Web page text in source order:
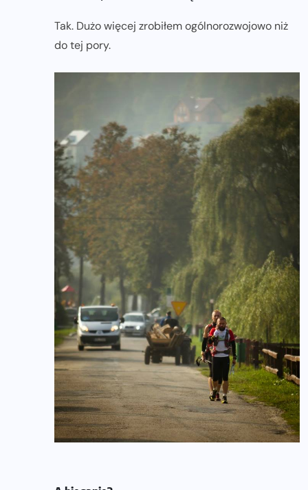
Tak. Dużo więcej zrobiłem ogólnorozwojowo niż
do tej pory.